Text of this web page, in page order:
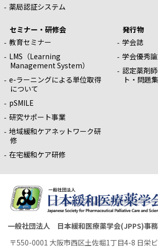
薬局認証システム
セミナー・研修会
教育セミナー
LMS（Learning
Management System）
e-ラーニングによる単位取得
について
pSMILE
研究サポート事業
地域緩和ケアネットワーク研
修
在宅緩和ケア研修
発行物
学会誌
学会優秀
認定薬剤
ト・問題集
一般社団法人 日本緩和医療薬学会(JPPS)事
〒550-0001 大阪市西区土佐堀1丁目4-8 日栄